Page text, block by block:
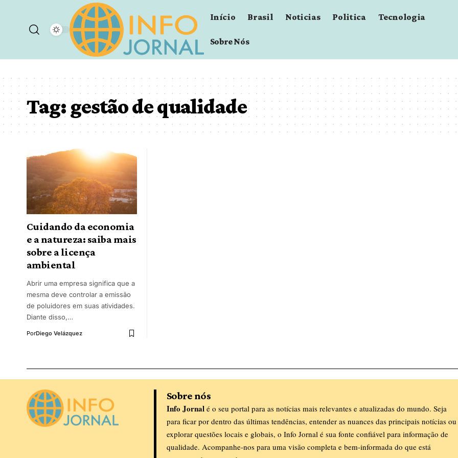
Início Brasil Noticias Politica Tecnologia
Sobre Nós
Tag: gestão de qualidade
Cuidando da economia
e a natureza: saiba mais
sobre a licença
ambiental
Abrir uma empresa significa que a
mesma deve controlar a emissão
de poluidores em suas atividades.
Diante disso,…
PorDiego Velázquez
Sobre nós
Info Jornalé o seu portal para as notícias mais relevantes e atualizadas do mundo. Seja
para ficar por dentro das últimas tendências, entender as nuances das principais notícias ou
explorar questões locais e globais, o Info Jornal é sua fonte confiável para informação de
qualidade. Acompanhe-nos para uma visão completa e bem-informada do que está